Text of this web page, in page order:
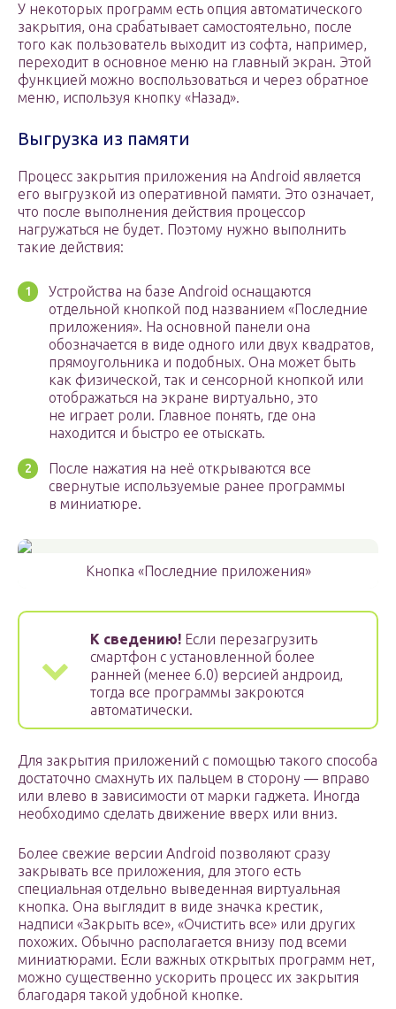
У некоторых программ есть опция автоматического
закрытия, она срабатывает самостоятельно, после
того как пользователь выходит из софта, например,
переходит в основное меню на главный экран. Этой
функцией можно воспользоваться и через обратное
меню, используя кнопку «Назад».
Выгрузка из памяти
Процесс закрытия приложения на Android является
его выгрузкой из оперативной памяти. Это означает,
что после выполнения действия процессор
нагружаться не будет. Поэтому нужно выполнить
такие действия:
Устройства на базе Android оснащаются
отдельной кнопкой под названием «Последние
приложения». На основной панели она
обозначается в виде одного или двух квадратов,
прямоугольника и подобных. Она может быть
как физической, так и сенсорной кнопкой или
отображаться на экране виртуально, это
не играет роли. Главное понять, где она
находится и быстро ее отыскать.
После нажатия на неё открываются все
свернутые используемые ранее программы
в миниатюре.
Кнопка «Последние приложения»
К сведению! Если перезагрузить
смартфон с установленной более
ранней (менее 6.0) версией андроид,
тогда все программы закроются
автоматически.
Для закрытия приложений с помощью такого способа
достаточно смахнуть их пальцем в сторону — вправо
или влево в зависимости от марки гаджета. Иногда
необходимо сделать движение вверх или вниз.
Более свежие версии Android позволяют сразу
закрывать все приложения, для этого есть
специальная отдельно выведенная виртуальная
кнопка. Она выглядит в виде значка крестик,
надписи «Закрыть все», «Очистить все» или других
похожих. Обычно располагается внизу под всеми
миниатюрами. Если важных открытых программ нет,
можно существенно ускорить процесс их закрытия
благодаря такой удобной кнопке.